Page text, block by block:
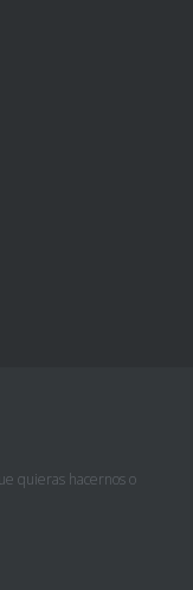
quieras hacernos o